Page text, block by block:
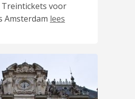
Treintickets voor
Amsterdam lees